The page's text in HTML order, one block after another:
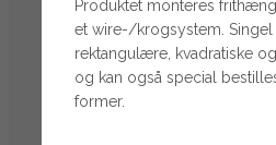
Produktet monteres
et wire-/krogsystem. Singel
rektangulære, kvadratiske
og kan også special
former.